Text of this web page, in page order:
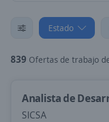
Estado
839 Ofertas de trabajo de
Analista de
SICSA